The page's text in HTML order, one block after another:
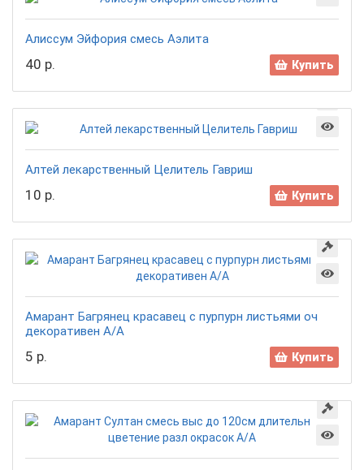
Алиссум Эйфория смесь Аэлита
40 р. Купить
Алтей лекарственный Целитель Гавриш
10 р. Купить
Амарант Багрянец красавец с пурпурн листьями оч
декоративен А/А
5 р. Купить